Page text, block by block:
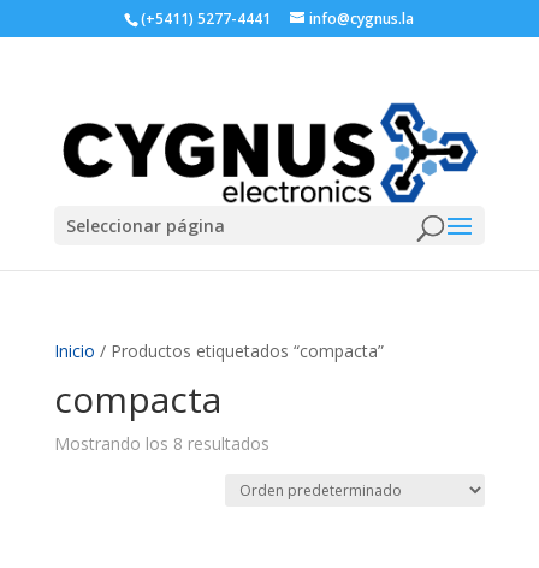
(+5411) 5277-4441 info@cygnus.la
Seleccionar página
Inicio / Productos etiquetados “compacta”
compacta
Mostrando los 8 resultados